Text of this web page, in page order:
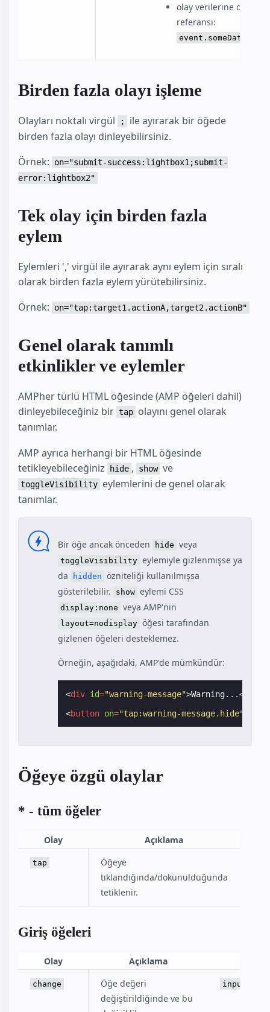
olay verilerine dot-
referansı:
Birden fazla olayı işleme
Olayları noktalı virgül ;
ile ayırarak bir öğede
birden fazla olayı dinleyebilirsiniz.
Örnek:
on="submit-success:lightbox1;submit-
error:lightbox2"
Tek olay için birden fazla
eylem
Eylemleri ',' virgül ile ayırarak aynı eylem için sıralı
olarak birden fazla eylem yürütebilirsiniz.
Örnek:
on="tap:target1.actionA,target2.actionB"
Genel olarak tanımlı
etkinlikler ve eylemler
AMPher türlü HTML öğesinde (AMP öğeleri dahil)
dinleyebileceğiniz bir tap olayını genel olarak
tanımlar.
AMP ayrıca herhangi bir HTML öğesinde
tetikleyebileceğiniz
hide , show ve
toggleVisibility eylemlerini de genel olarak
tanımlar.
Bir öğe ancak önceden hide veya
toggleVisibility eylemiyle gizlenmişse ya
da
hidden özniteliği kullanılmışsa
gösterilebilir.
show eylemi CSS
display:none veya AMP'nin
layout=nodisplay öğesi tarafından
gizlenen öğeleri desteklemez.
Örneğin, aşağıdaki, AMP'de mümkündür:
<div id="warning-message">Warning...</
<button on="tap:warning-message.hide"
Öğeye özgü olaylar
* - tüm öğeler
Olay Açıklama
tap
Öğeye
tıklandığında/dokunulduğunda
tetiklenir.
Giriş öğeleri
Olay Açıklama
change
Öğe değeri
değiştirildiğinde ve bu
input